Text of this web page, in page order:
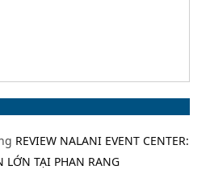
REVIEW NALANI EVENT CENTER:
LỚN TẠI PHAN RANG